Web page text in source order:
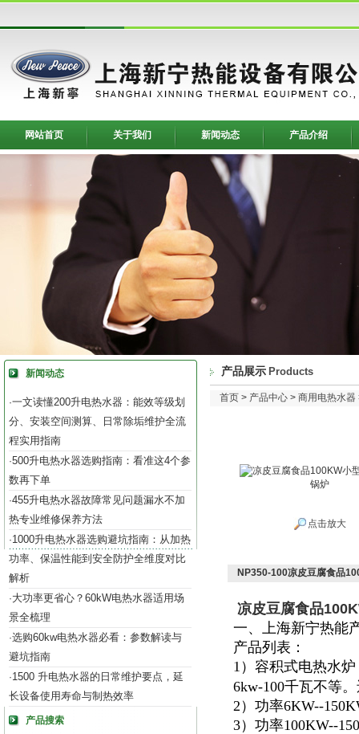
网站首页 关于我们 新闻动态 产品介绍
新闻动态
·一文读懂200升电热水器：能效等级划
分、安装空间测算、日常除垢维护全流
程实用指南
·500升电热水器选购指南：看准这4个参
数再下单
·455升电热水器故障常见问题漏水不加
热专业维修保养方法
·1000升电热水器选购避坑指南：从加热
功率、保温性能到安全防护全维度对比
解析
·大功率更省心？60kW电热水器适用场
景全梳理
·选购60kw电热水器必看：参数解读与
避坑指南
·1500 升电热水器的日常维护要点，延
长设备使用寿命与制热效率
产品搜索
产品展示 Products
首页 > 产品中心 > 商用电热水器
点击放大
NP350-100凉皮豆腐食品
凉皮豆腐食品
一、上海新宁热能
产品列表：
1）容积式电热水
6kw-100千瓦不等
2）功率6KW--
3）功率100KW--